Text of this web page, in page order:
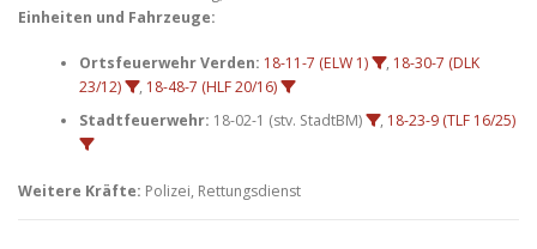
Einheiten und Fahrzeuge:
Ortsfeuerwehr Verden: 18-11-7 (ELW 1) , 18-30-7 (DLK
23/12)
, 18-48-7 (HLF 20/16)
Stadtfeuerwehr: 18-02-1 (stv. StadtBM) , 18-23-9 (TLF 16/25)
Weitere Kräfte: Polizei, Rettungsdienst